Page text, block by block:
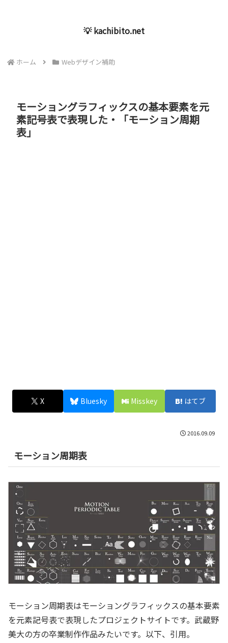
💡 kachibito.net
ホーム Webデザイン補助
モーショングラフィックスの基本要素を元
素記号表で表現した・「モーション周期
表」
X Bluesky Misskey はてブ
2016.09.09
モーション周期表
モーション周期表はモーショングラフィックスの基本要素
を元素記号表で表現したプロジェクトサイトです。武蔵野
美大の方の卒業制作作品みたいです。以下、引用。